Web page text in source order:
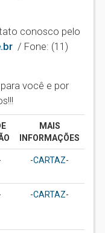
conosco pelo
/ Fone: (11)
você e por
MAIS
INFORMAÇÕES
-CARTAZ-
-CARTAZ-